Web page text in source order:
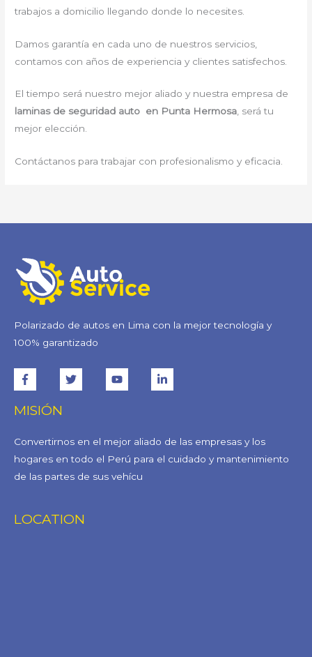
trabajos a domicilio llegando donde lo necesites.
Damos garantía en cada uno de nuestros servicios,
contamos con años de experiencia y clientes satisfechos.
El tiempo será nuestro mejor aliado y nuestra empresa de
laminas de seguridad auto en Punta Hermosa, será tu
mejor elección.
Contáctanos para trabajar con profesionalismo y eficacia.
Polarizado de autos en Lima con la mejor tecnología y
100% garantizado
MISIÓN
Convertirnos en el mejor aliado de las empresas y los
hogares en todo el Perú para el cuidado y mantenimiento
de las partes de sus vehícu
LOCATION